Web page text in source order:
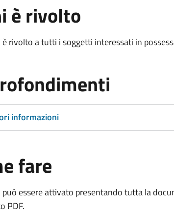
è rivolto
è rivolto a tutti i soggetti interessati in
informazioni
fare
può essere attivato presentando tutta la
PDF.